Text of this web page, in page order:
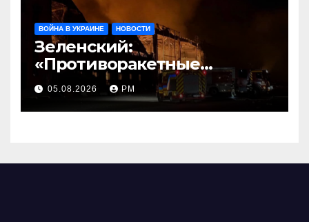
ВОЙНА В УКРАИНЕ НОВОСТИ
Зеленский:
«Противоракетные
средства могли бы спасти
погибших сегодня»
05.08.2026 РМ